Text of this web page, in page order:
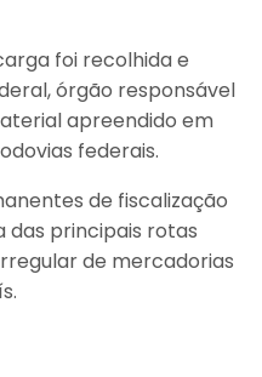
foi recolhida e
órgão responsável
apreendido em
federais.
de fiscalização
das principais rotas
de mercadorias